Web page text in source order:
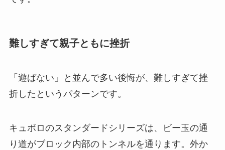
難しすぎて親子ともに挫折
「遊ばない」と並んで多い後悔が、難しすぎて挫
折したというパターンです。
キュボロのスタンダードシリーズは、ビー玉の通
り道がブロック内部のトンネルを通ります。外か